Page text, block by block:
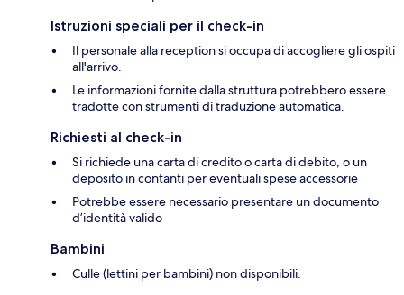
Istruzioni speciali per il check-in
Il personale alla reception si occupa di accogliere gli ospiti
all'arrivo.
Le informazioni fornite dalla struttura potrebbero essere
tradotte con strumenti di traduzione automatica.
Richiesti al check-in
Si richiede una carta di credito o carta di debito, o un
deposito in contanti per eventuali spese accessorie
Potrebbe essere necessario presentare un documento
d’identità valido
Bambini
Culle (lettini per bambini) non disponibili.